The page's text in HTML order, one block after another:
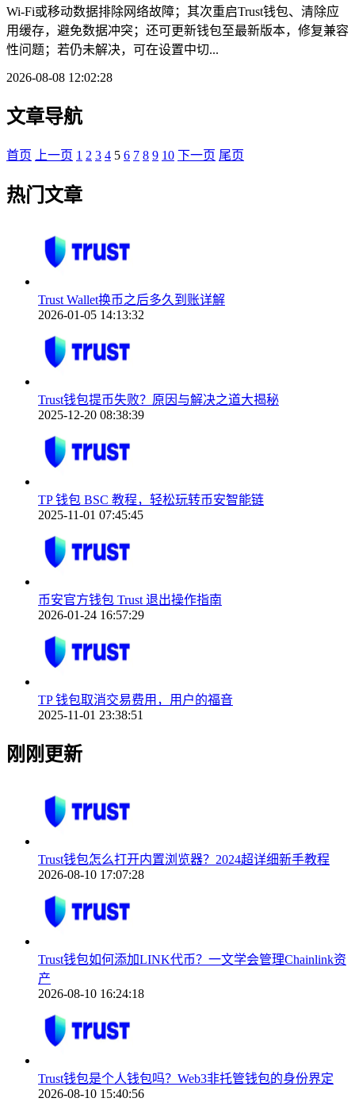
Wi-Fi或移动数据排除网络故障；其次重启Trust钱包、清除应
用缓存，避免数据冲突；还可更新钱包至最新版本，修复兼容
性问题；若仍未解决，可在设置中切...
2026-08-08 12:02:28
文章导航
首页 上一页 1 2 3 4 5 6 7 8 9 10 下一页 尾页
热门文章
Trust Wallet换币之后多久到账详解
2026-01-05 14:13:32
Trust钱包提币失败？原因与解决之道大揭秘
2025-12-20 08:38:39
TP 钱包 BSC 教程，轻松玩转币安智能链
2025-11-01 07:45:45
币安官方钱包 Trust 退出操作指南
2026-01-24 16:57:29
TP 钱包取消交易费用，用户的福音
2025-11-01 23:38:51
刚刚更新
Trust钱包怎么打开内置浏览器？2024超详细新手教程
2026-08-10 17:07:28
Trust钱包如何添加LINK代币？一文学会管理Chainlink资
产
2026-08-10 16:24:18
Trust钱包是个人钱包吗？Web3非托管钱包的身份界定
2026-08-10 15:40:56